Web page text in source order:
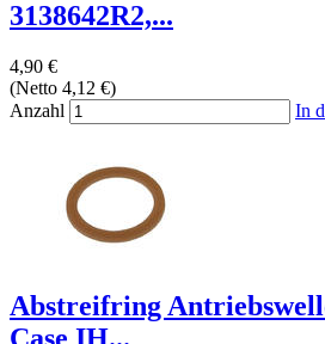
3138642R2,...
4,90 €
(Netto 4,12 €)
Anzahl
In
Abstreifring